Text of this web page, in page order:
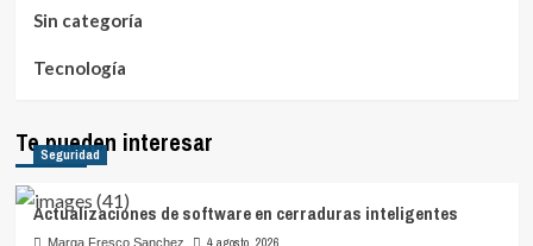
Sin categoría
Tecnología
Te pueden interesar
Seguridad
Actualizaciones de software en cerraduras inteligentes
Marga Fresco Sanchez 4 agosto, 2026